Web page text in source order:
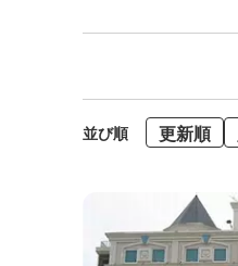
並び順 更新順